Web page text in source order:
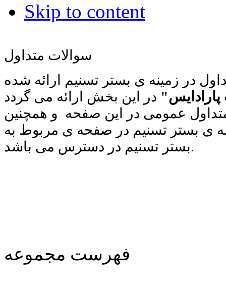
Skip to content
سوالات متداول
در زمینه ی بستر تسنیم ارائه شده
عمومی در این صفحه و همچنین
ی بستر تسنیم در صفحه ی مربوط به
بستر تسنیم در دسترس می باشد.
فهرست مجموعه